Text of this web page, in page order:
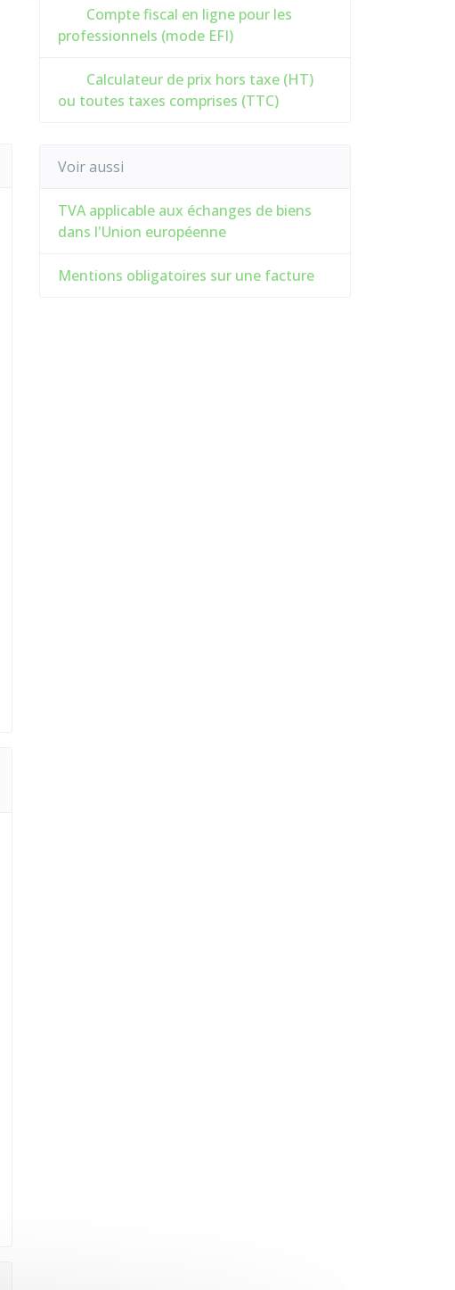
Compte fiscal en ligne pour les
professionnels (mode EFI)
Calculateur de prix hors taxe (HT)
ou toutes taxes comprises (TTC)
Voir aussi
TVA applicable aux échanges de biens
dans l'Union européenne
Mentions obligatoires sur une facture